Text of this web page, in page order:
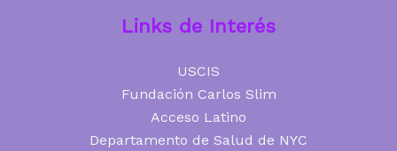
Links de Interés
USCIS
Fundación Carlos Slim
Acceso Latino
Departamento de Salud de NYC